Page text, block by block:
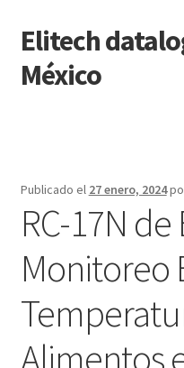
Saltar
a
navegación
Ir
al
contenido
Elitech
México
Finalizar compra
Mi cuenta
Página de ejemplo
Tienda
Publicado el 27 enero, 2024
RC-17N
Monitoreo
Alimentos